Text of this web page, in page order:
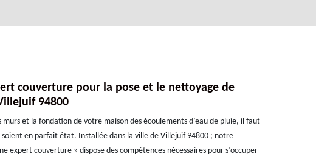
couverture pour la pose et le nettoyage de
94800
murs et la fondation de votre maison des écoulements d’eau de pluie, il faut
soient en parfait état. Installée dans la ville de Villejuif 94800 ; notre
expert couverture » dispose des compétences nécessaires pour s’occuper